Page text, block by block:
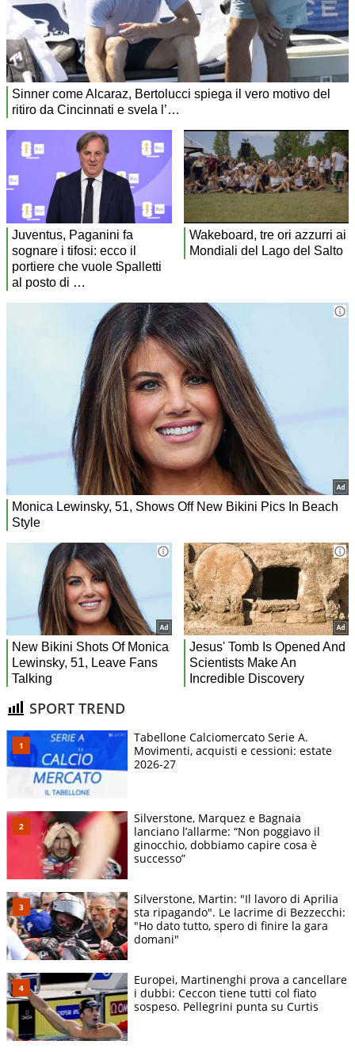
SPORT TREND
Tabellone Calciomercato Serie A.
Movimenti, acquisti e cessioni: estate
2026-27
Silverstone, Marquez e Bagnaia
lanciano l’allarme: “Non poggiavo il
ginocchio, dobbiamo capire cosa è
successo”
Silverstone, Martin: "Il lavoro di Aprilia
sta ripagando". Le lacrime di Bezzecchi:
"Ho dato tutto, spero di finire la gara
domani"
Europei, Martinenghi prova a cancellare
i dubbi: Ceccon tiene tutti col fiato
sospeso. Pellegrini punta su Curtis